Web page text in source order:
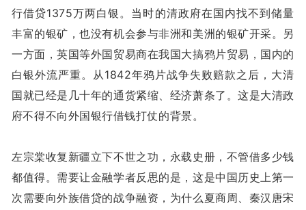
行借贷1375万两白银。当时的清政府在国内找不到储量
丰富的银矿，也没有机会参与非洲和美洲的银矿开采。另
一方面，英国等外国贸易商在我国大搞鸦片贸易，国内的
白银外流严重。从1842年鸦片战争失败赔款之后，大清
国就已经是几十年的通货紧缩、经济萧条了。这是大清政
府不得不向外国银行借钱打仗的背景。
左宗棠收复新疆立下不世之功，永载史册，不管借多少钱
都值得。需要让金融学者反思的是，这是中国历史上第一
次需要向外族借贷的战争融资，为什么夏商周、秦汉唐宋